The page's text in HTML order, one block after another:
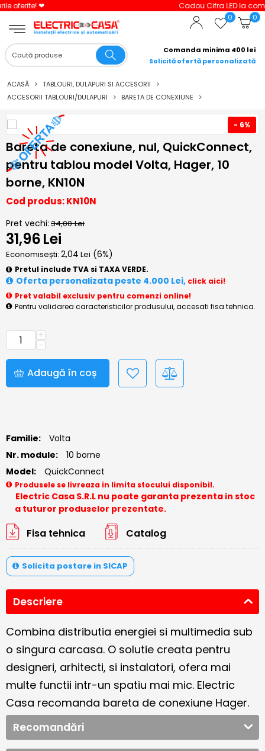
Cadou Cifra LED la comenzi peste 3000 lei!
0 0
Comanda minima 400 lei
Solicită ofertă personalizată
ACASĂ
TABLOURI, DULAPURI SI ACCESORII
ACCESORII TABLOURI/DULAPURI
BARETA DE CONEXIUNE
- 6%
Bareta de conexiune, nul, QuickConnect,
pentru tablou model Volta, Hager, 10
borne, KN10N
Cod produs: KN10N
Pret vechi: 34,00 Lei
31,96Lei
Economisești: 2,04 Lei (6%)
Pretul include TVA si TAXA VERDE.
Oferta personalizata peste 4.000 Lei, click aici!
Pret valabil exclusiv pentru comenzi online!
Pentru validarea caracteristicilor produsului, accesati fisa tehnica.
+
−
Adaugă în coș
Familie:
Volta
Nr. module:
10 borne
Model:
QuickConnect
Produsele se livreaza in limita stocului disponibil.
Electric Casa S.R.L nu poate garanta prezenta in stoc
a tuturor produselor prezentate.
Fisa tehnica Catalog
Solicita postare in SICAP
Descriere
Combina distributia energiei si multimedia sub
o singura carcasa. O solutie creata pentru
designeri, arhitecti, si instalatori, ofera mai
multe functii intr-un spatiu mai mic. Electric
Casa recomanda bareta de conexiune Hager.
Recomandări